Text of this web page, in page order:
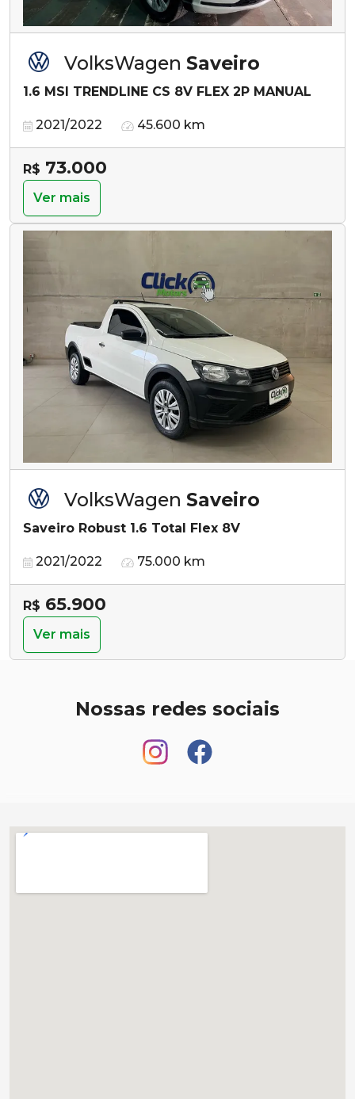
VolksWagen Saveiro
1.6 MSI TRENDLINE CS 8V FLEX 2P MANUAL
2021/2022 45.600 km
R$ 73.000
Ver mais
VolksWagen Saveiro
Saveiro Robust 1.6 Total Flex 8V
2021/2022 75.000 km
R$ 65.900
Ver mais
Nossas redes sociais